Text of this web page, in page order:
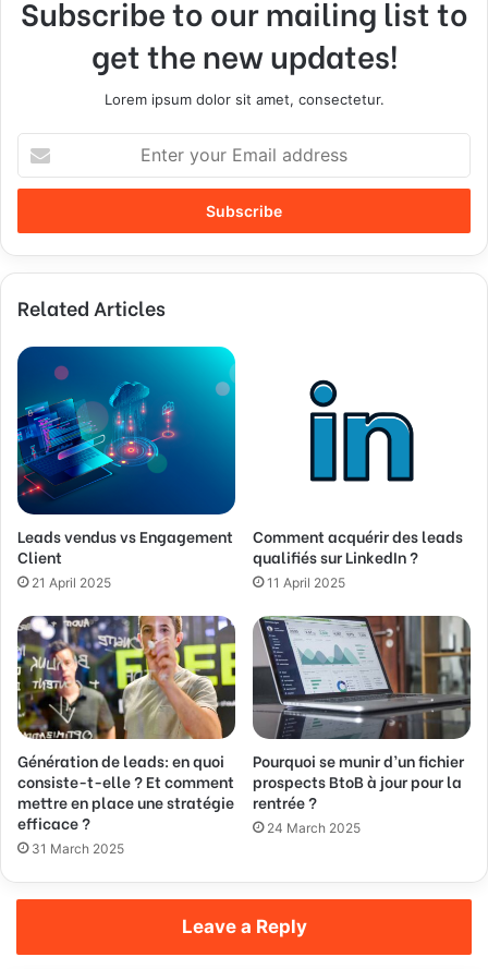
Subscribe to our mailing list to
get the new updates!
Lorem ipsum dolor sit amet, consectetur.
t
r
y
u
E
i
l
a
d
d
r
e
s
Related Articles
Leads vendus vs Engagement
Client
21 April 2025
Comment acquérir des leads
qualifiés sur LinkedIn ?
11 April 2025
Génération de leads: en quoi
consiste-t-elle ? Et comment
mettre en place une stratégie
efficace ?
31 March 2025
Pourquoi se munir d’un fichier
prospects BtoB à jour pour la
rentrée ?
24 March 2025
Leave a Reply